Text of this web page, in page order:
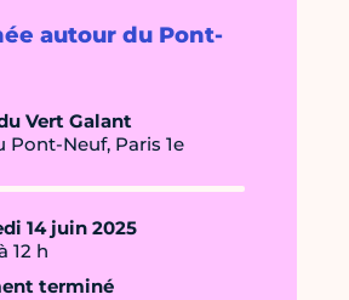
autour du Pont-
Vert Galant
Pont-Neuf, Paris 1e
14 juin 2025
12 h
terminé